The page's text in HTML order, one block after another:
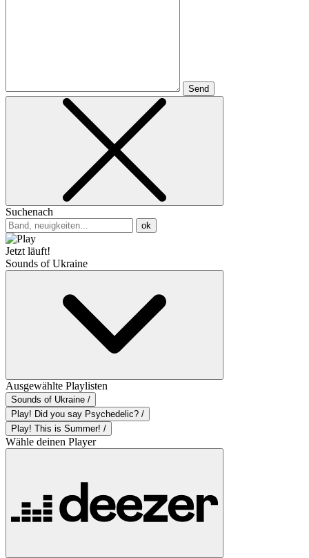
Send
Suchenach
ok
Jetzt läuft!
Sounds of Ukraine
Ausgewählte Playlisten
Sounds of Ukraine /
Play! Did you say Psychedelic? /
Play! This is Summer! /
Wähle deinen Player